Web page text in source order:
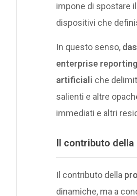
impone di spostare
dispositivi che
In questo senso,
enterprise reporting
artificiali che
salienti e altre
immediati e altri
Il contributo della
Il contributo della
dinamiche, ma a